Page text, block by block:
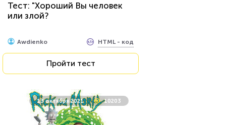
Тест: "Хороший Вы человек
или злой?
Awdienko HTML - код
Пройти тест
13 октября 2021 10203